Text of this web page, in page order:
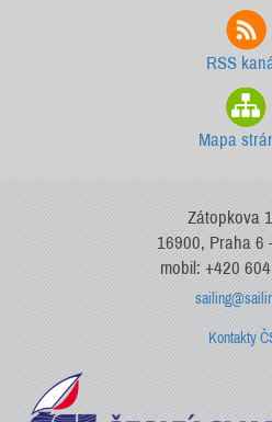
RSS
Mapa
Zátopkova
16900, Praha 6
mobil: +420
Kontakty